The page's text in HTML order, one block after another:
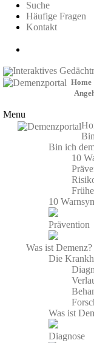
Suche
Häufige Fragen
Kontakt
Interaktives
Home
Menu
Bin ich
10
10
Prävention
Was ist Demenz?
Die
Was ist
Diagnose